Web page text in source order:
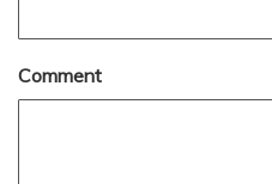
Comment